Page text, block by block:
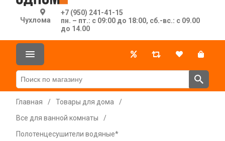
Чухлома
+7 (950) 241-41-15
пн. – пт.: с 09:00 до 18:00, сб.-вс.: с 09.00
до 14.00
Главная / Товары для дома
/
Все для ванной комнаты
/
Полотенцесушители водяные*